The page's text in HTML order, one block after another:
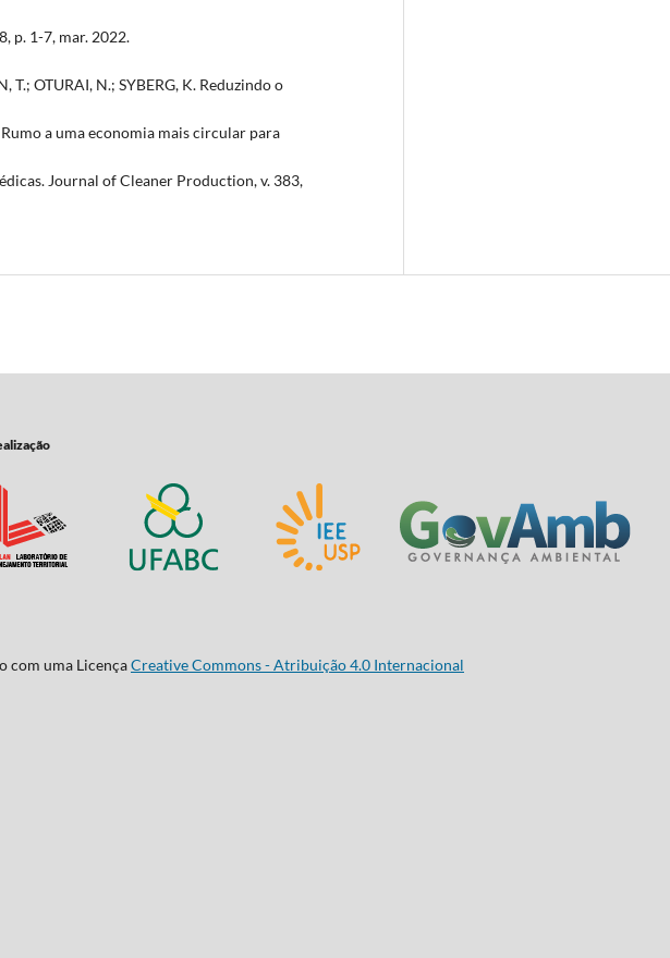
p. 1-7, mar. 2022.
T.; OTURAI, N.; SYBERG, K. Reduzindo o
a uma economia mais circular para
Journal of Cleaner Production, v. 383,
com uma LicençaCreative Commons - Atribuição 4.0 Internacional